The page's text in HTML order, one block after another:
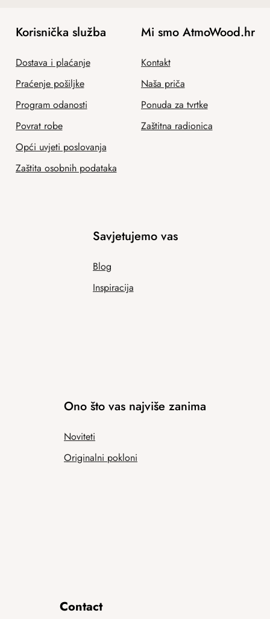
Korisnička služba
Dostava i plaćanje
Praćenje pošiljke
Program odanosti
Povrat robe
Opći uvjeti poslovanja
Zaštita osobnih podataka
Mi smo AtmoWood.hr
Kontakt
Naša priča
Ponuda za tvrtke
Zaštitna radionica
Savjetujemo vas
Blog
Inspiracija
Ono što vas najviše zanima
Noviteti
Originalni pokloni
Contact